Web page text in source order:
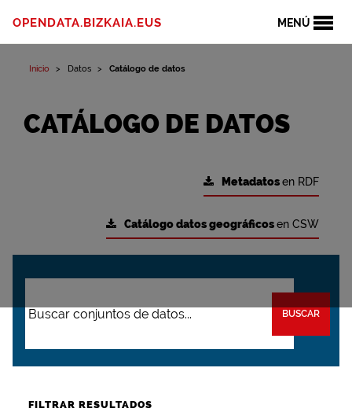
MENÚ
OPENDATA.BIZKAIA.EUS
Inicio Datos Catálogo de datos
CATÁLOGO DE DATOS
Metadatosen RDF
Catálogo datos geográficosen CSW
BUSCAR
FILTRAR RESULTADOS